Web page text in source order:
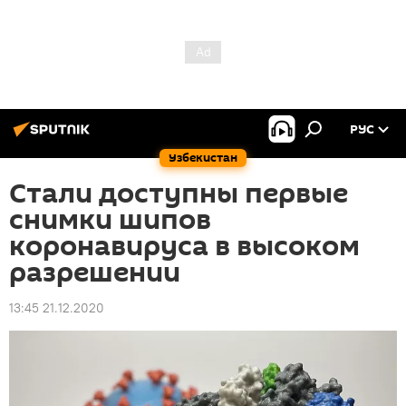
Узбекистан
РУС
Стали доступны первые
снимки шипов
коронавируса в высоком
разрешении
13:45 21.12.2020